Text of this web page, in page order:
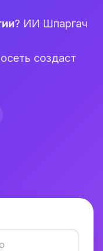
? ИИ Шпаргач
создаст